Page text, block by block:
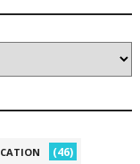
(46)